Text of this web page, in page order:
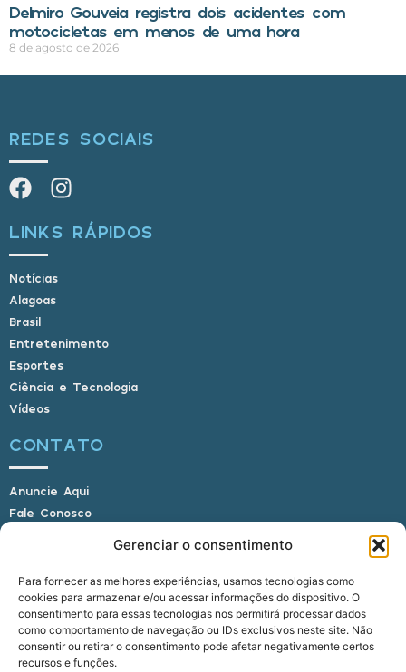
Gerenciar o consentimento
Para fornecer as melhores experiências, usamos tecnologias como
cookies para armazenar e/ou acessar informações do dispositivo. O
consentimento para essas tecnologias nos permitirá processar dados
como comportamento de navegação ou IDs exclusivos neste site. Não
consentir ou retirar o consentimento pode afetar negativamente certos
recursos e funções.
Delmiro Gouveia registra dois acidentes com
motocicletas em menos de uma hora
8 de agosto de 2026
REDES SOCIAIS
LINKS RÁPIDOS
Notícias
Alagoas
Brasil
Entretenimento
Esportes
Ciência e Tecnologia
Vídeos
CONTATO
Anuncie Aqui
Fale Conosco
E-mail: alagoasbrasilnoticias@gmail.com
Telefone: (82) 9 9691-0391 (Whatsapp)
Responsável Técnico: Crysthyan Carlos
Rua do Sau - Centro - Anadia - AL - CEP: